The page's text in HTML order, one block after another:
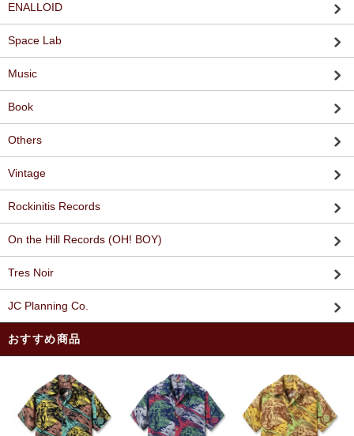
ENALLOID
Space Lab
Music
Book
Others
Vintage
Rockinitis Records
On the Hill Records (OH! BOY)
Tres Noir
JC Planning Co.
おすすめ商品